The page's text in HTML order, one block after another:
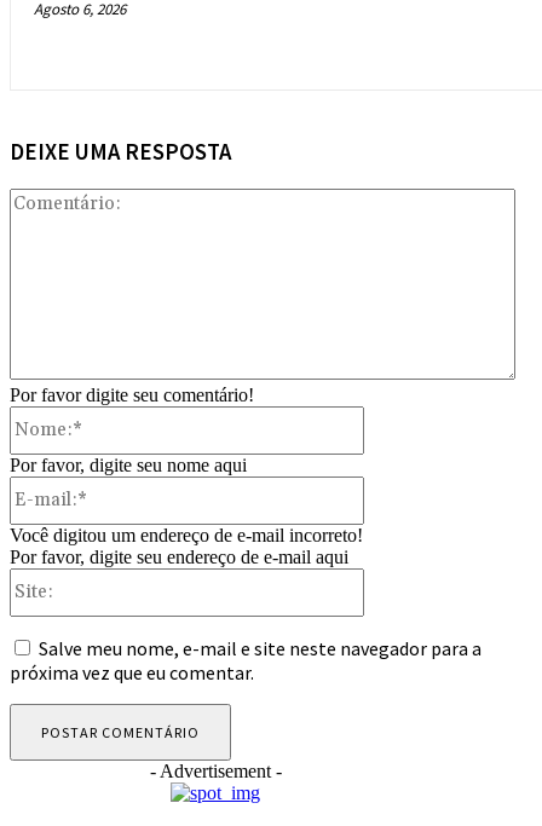
Agosto 6, 2026
DEIXE UMA RESPOSTA
Por favor digite seu comentário!
Por favor, digite seu nome aqui
Você digitou um endereço de e-mail incorreto!
Por favor, digite seu endereço de e-mail aqui
Salve meu nome, e-mail e site neste navegador para a
próxima vez que eu comentar.
- Advertisement -